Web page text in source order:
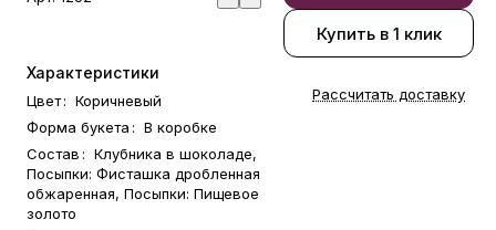
Характеристики
Цвет: Коричневый
Форма букета : В коробке
Состав : Клубника в шоколаде,
Посыпки: Фисташка дробленная
обжаренная, Посыпки: Пищевое
золото
Купить в 1 клик
Рассчитать доставку